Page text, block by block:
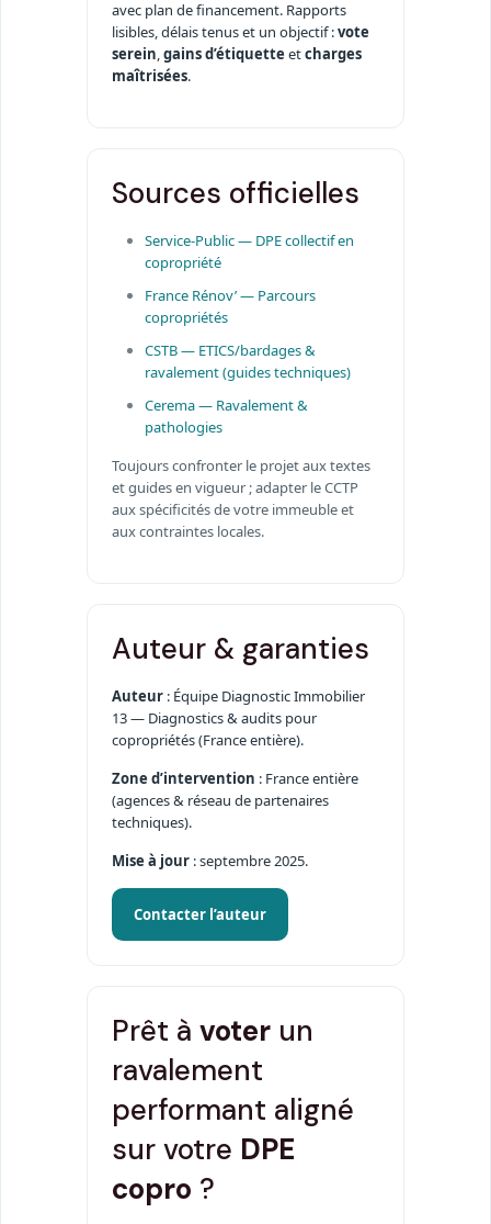
avec plan de financement. Rapports
lisibles, délais tenus et un objectif :vote
serein ,gains d’étiquette etcharges
maîtrisées.
Sources officielles
Service-Public — DPE collectif en
copropriété
France Rénov’ — Parcours
copropriétés
CSTB — ETICS/bardages &
ravalement (guides techniques)
Cerema — Ravalement &
pathologies
Toujours confronter le projet aux textes
et guides en vigueur ; adapter le CCTP
aux spécificités de votre immeuble et
aux contraintes locales.
Auteur & garanties
Auteur : Équipe Diagnostic Immobilier
13 — Diagnostics & audits pour
copropriétés (France entière).
Zone d’intervention : France entière
(agences & réseau de partenaires
techniques).
Mise à jour : septembre 2025.
Contacter l’auteur
Prêt àvoter un
ravalement
performant aligné
sur votre DPE
copro ?